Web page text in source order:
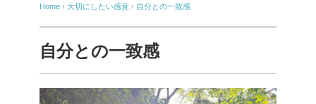
Home › 大切にしたい感覚 › 自分との一致感
自分との一致感